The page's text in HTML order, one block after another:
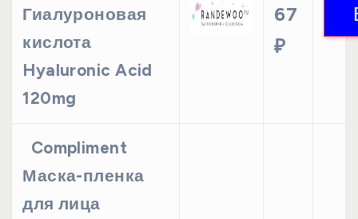
Гиалуроновая
кислота
Hyaluronic Acid
120mg
67
₽
Compliment
Маска-пленка
для лица